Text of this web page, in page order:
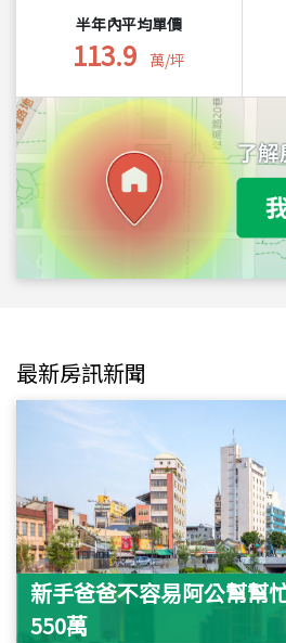
半年內平均單價
113.9 萬/坪
最新房訊新聞
新手爸爸不容易阿公幫幫
550萬